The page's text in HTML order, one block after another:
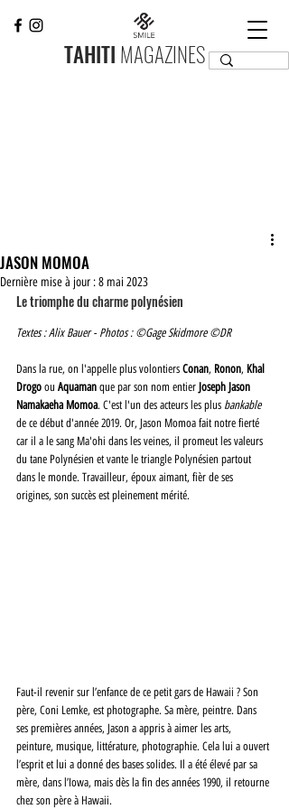
TAHITI MAGAZINES
JASON MOMOA
Dernière mise à jour :8 mai 2023
Le triomphe du charme polynésien
Textes : Alix Bauer - Photos : ©Gage Skidmore ©DR
Dans la rue, on l'appelle plus volontiers Conan, Ronon, Khal
Drogo ou Aquaman que par son nom entier Joseph Jason
Namakaeha Momoa. C'est l'un des acteurs les plus bankable
de ce début d'année 2019. Or, Jason Momoa fait notre fierté
car il a le sang Ma'ohi dans les veines, il promeut les valeurs
du tane Polynésien et vante le triangle Polynésien partout
dans le monde. Travailleur, époux aimant, fièr de ses
origines, son succès est pleinement mérité.
Faut-il revenir sur l’enfance de ce petit gars de Hawaii ? Son
père, Coni Lemke, est photographe. Sa mère, peintre. Dans
ses premières années, Jason a appris à aimer les arts,
peinture, musique, littérature, photographie. Cela lui a ouvert
l’esprit et lui a donné des bases solides. Il a été élevé par sa
mère, dans l’Iowa, mais dès la fin des années 1990, il retourne
chez son père à Hawaii.